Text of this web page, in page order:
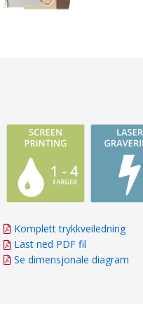
Komplett trykkveiledning
Last ned PDF fil
Se dimensjonale diagram